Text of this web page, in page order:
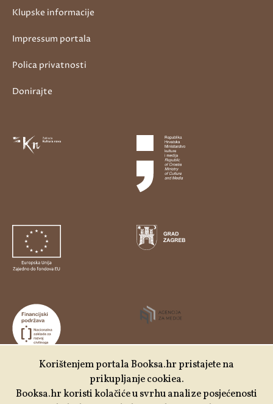
Udruga Kulturtreger je korisnik institucionalne podrške
Klupske informacije
Impressum portala
Polica privatnosti
Donirajte
Korištenjem portala Booksa.hr pristajete na
prikupljanje cookiea.
Booksa.hr koristi kolačiće u svrhu analize posjećenosti